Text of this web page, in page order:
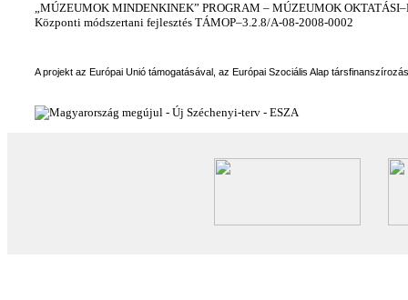
„MÚZEUMOK MINDENKINEK” PROGRAM – MÚZEUMOK
Központi módszertani fejlesztés TÁMOP–3.2.8/A-08-2008-0002
A projekt az Európai Unió támogatásával, az Európai Szociális Alap